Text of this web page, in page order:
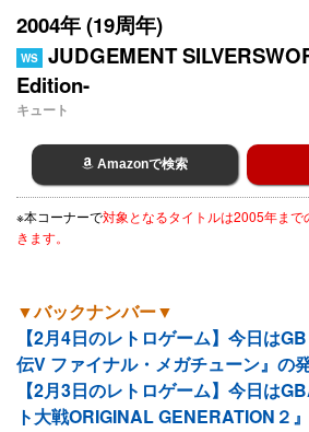
2004年 (19周年)
WS
JUDGEMENT
Edition-
キュート
Amazonで検索
※本コーナーで対象となるタイトルは2005年ま
きます。
▼バックナンバー▼
【2月4日のレトロゲーム】今日は
伝V ファイナル・メガチューン』の
【2月3日のレトロゲーム】今日は
ト大戦ORIGINAL GENERATION２